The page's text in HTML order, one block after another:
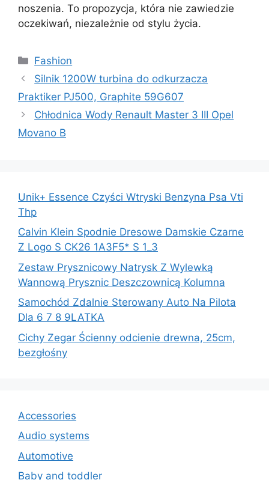
noszenia. To propozycja, która nie zawiedzie
oczekiwań, niezależnie od stylu życia.
Kategorie
Fashion
Silnik 1200W turbina do odkurzacza
Praktiker PJ500, Graphite 59G607
Chłodnica Wody Renault Master 3 III Opel
Movano B
Unik+ Essence Czyści Wtryski Benzyna Psa Vti
Thp
Calvin Klein Spodnie Dresowe Damskie Czarne
Z Logo S CK26 1A3F5* S 1_3
Zestaw Prysznicowy Natrysk Z Wylewką
Wannową Prysznic Deszczownicą Kolumna
Samochód Zdalnie Sterowany Auto Na Pilota
Dla 6 7 8 9LATKA
Cichy Zegar Ścienny odcienie drewna, 25cm,
bezgłośny
Accessories
Audio systems
Automotive
Baby and toddler